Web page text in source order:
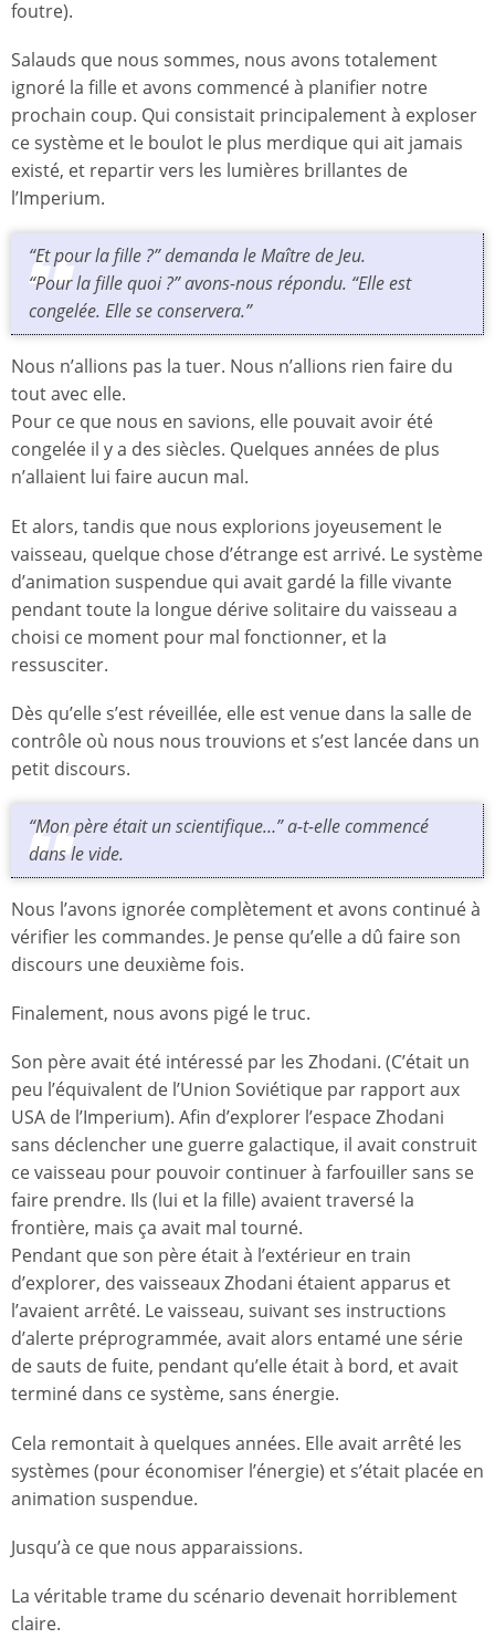
foutre).
Salauds que nous sommes, nous avons totalement
ignoré la fille et avons commencé à planifier notre
prochain coup. Qui consistait principalement à exploser
ce système et le boulot le plus merdique qui ait jamais
existé, et repartir vers les lumières brillantes de
l’Imperium.
“Et pour la fille ?” demanda le Maître de Jeu.
“Pour la fille quoi ?” avons-nous répondu. “Elle est
congelée. Elle se conservera.”
Nous n’allions pas la tuer. Nous n’allions rien faire du
tout avec elle.
Pour ce que nous en savions, elle pouvait avoir été
congelée il y a des siècles. Quelques années de plus
n’allaient lui faire aucun mal.
Et alors, tandis que nous explorions joyeusement le
vaisseau, quelque chose d’étrange est arrivé. Le système
d’animation suspendue qui avait gardé la fille vivante
pendant toute la longue dérive solitaire du vaisseau a
choisi ce moment pour mal fonctionner, et la
ressusciter.
Dès qu’elle s’est réveillée, elle est venue dans la salle de
contrôle où nous nous trouvions et s’est lancée dans un
petit discours.
“Mon père était un scientifique…” a-t-elle commencé
dans le vide.
Nous l’avons ignorée complètement et avons continué à
vérifier les commandes. Je pense qu’elle a dû faire son
discours une deuxième fois.
Finalement, nous avons pigé le truc.
Son père avait été intéressé par les Zhodani. (C’était un
peu l’équivalent de l’Union Soviétique par rapport aux
USA de l’Imperium). Afin d’explorer l’espace Zhodani
sans déclencher une guerre galactique, il avait construit
ce vaisseau pour pouvoir continuer à farfouiller sans se
faire prendre. Ils (lui et la fille) avaient traversé la
frontière, mais ça avait mal tourné.
Pendant que son père était à l’extérieur en train
d’explorer, des vaisseaux Zhodani étaient apparus et
l’avaient arrêté. Le vaisseau, suivant ses instructions
d’alerte préprogrammée, avait alors entamé une série
de sauts de fuite, pendant qu’elle était à bord, et avait
terminé dans ce système, sans énergie.
Cela remontait à quelques années. Elle avait arrêté les
systèmes (pour économiser l’énergie) et s’était placée en
animation suspendue.
Jusqu’à ce que nous apparaissions.
La véritable trame du scénario devenait horriblement
claire.